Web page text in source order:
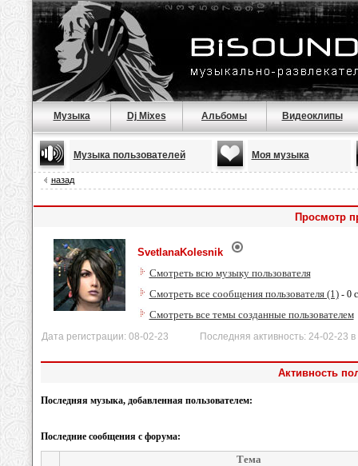
Музыка Dj Mixes Альбомы Видеоклипы
Музыка пользователей Моя музыка
назад
Просмотр
SvetlanaKolesnik
Смотреть всю музыку пользователя
Смотреть все сообщения пользователя (1)- 0
Смотреть все темы созданные пользователем
Дата регистрации: 08-02-23 Последняя активность: 24-02-23 в
Активность
Последняя музыка, добавленная пользователем:
Последние сообщения с форума:
Тема